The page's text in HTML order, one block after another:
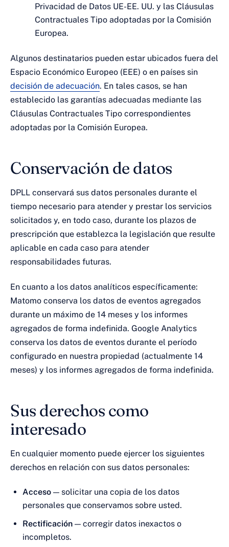
Privacidad de Datos UE-EE. UU. y las Cláusulas
Contractuales Tipo adoptadas por la Comisión
Europea.
Algunos destinatarios pueden estar ubicados fuera del
Espacio Económico Europeo (EEE) o en países sin
decisión de adecuación. En tales casos, se han
establecido las garantías adecuadas mediante las
Cláusulas Contractuales Tipo correspondientes
adoptadas por la Comisión Europea.
Conservación de datos
DPLL conservará sus datos personales durante el
tiempo necesario para atender y prestar los servicios
solicitados y, en todo caso, durante los plazos de
prescripción que establezca la legislación que resulte
aplicable en cada caso para atender
responsabilidades futuras.
En cuanto a los datos analíticos específicamente:
Matomo conserva los datos de eventos agregados
durante un máximo de 14 meses y los informes
agregados de forma indefinida. Google Analytics
conserva los datos de eventos durante el período
configurado en nuestra propiedad (actualmente 14
meses) y los informes agregados de forma indefinida.
Sus derechos como
interesado
En cualquier momento puede ejercer los siguientes
derechos en relación con sus datos personales:
Acceso — solicitar una copia de los datos
personales que conservamos sobre usted.
Rectificación — corregir datos inexactos o
incompletos.